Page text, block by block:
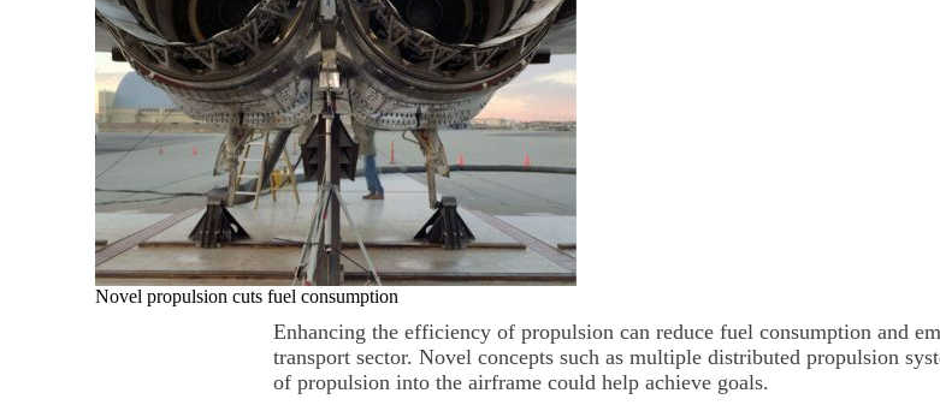
Novel propulsion cuts fuel consumption
Enhancing the efficiency of propulsion can reduce fuel consumption and
transport sector. Novel concepts such as multiple distributed propulsion
of propulsion into the airframe could help achieve goals.